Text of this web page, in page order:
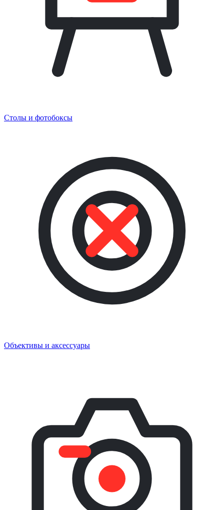
Столы и фотобоксы
Объективы и аксессуары